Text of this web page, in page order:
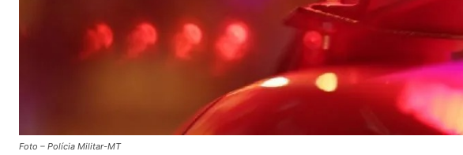
Foto – Polícia Militar-MT